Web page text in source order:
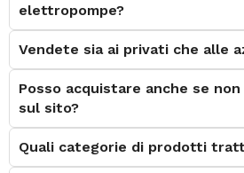
elettropompe?
Vendete sia ai privati che alle
Posso acquistare anche se
sul sito?
Quali categorie di prodotti